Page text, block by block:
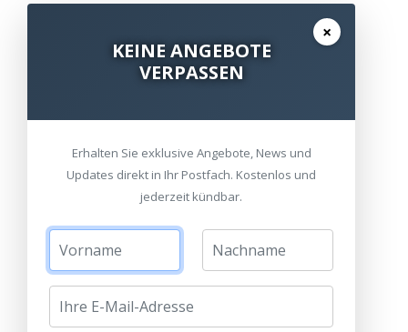
×
KEINE ANGEBOTE
VERPASSEN
Erhalten Sie exklusive Angebote, News und
Updates direkt in Ihr Postfach. Kostenlos und
jederzeit kündbar.